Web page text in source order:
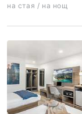
на стая / на нощ